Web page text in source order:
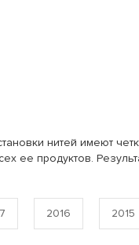
нитей имеют
ее продуктов.
2016 2015